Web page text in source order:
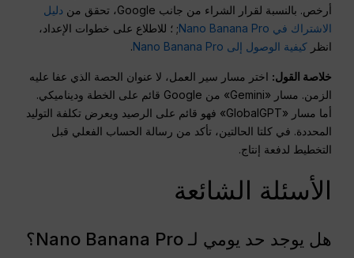
أرخص. بالنسبة لقرار الشراء من جانب Google، تحقق من
دليل
الاشتراك في Nano Banana Pro
; ؛ للاطلاع على خطوات الإعداد،
انظركيفية الوصول إلى Nano Banana Pro .
خلاصة القول: اختر مسار سير العمل، لا عنوان الحصة الذي عفا عليه
الزمن. مسار «Gemini» من Google قائم على الخطة وديناميكي.
أما مسار «GlobalGPT» فهو قائم على الرصيد ويعرض تكلفة التوليد
المحددة. في كلتا الحالتين، تأكد من رسالة الحساب الفعلي قبل
التخطيط لدفعة إنتاج.
الأسئلة الشائعة
هل يوجد حد يومي لـ Nano Banana Pro؟